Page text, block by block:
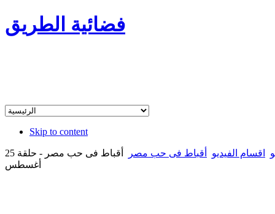
فضائية الطريق
Skip to content
اقسام الفيديو أقباط فى حب مصر
أقباط فى حب مصر - حلقة 25
أغسطس